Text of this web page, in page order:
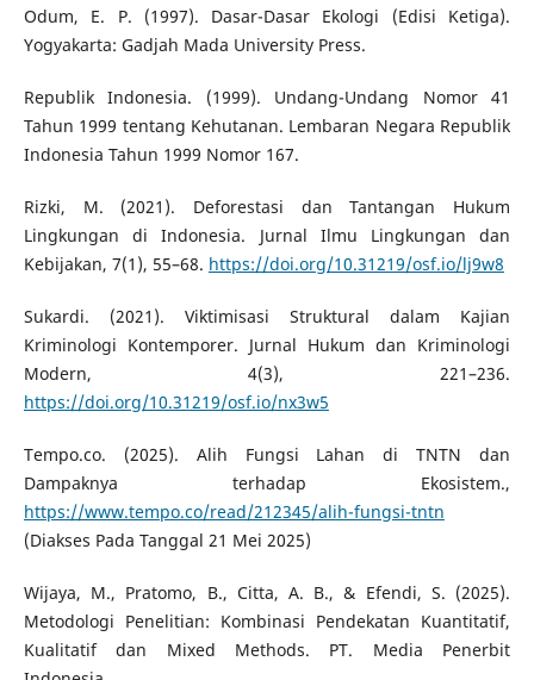
Odum, E. P. (1997). Dasar-Dasar Ekologi (Edisi Ketiga).
Yogyakarta: Gadjah Mada University Press.
Republik Indonesia. (1999). Undang-Undang Nomor 41
Tahun 1999 tentang Kehutanan. Lembaran Negara Republik
Indonesia Tahun 1999 Nomor 167.
Rizki, M. (2021). Deforestasi dan Tantangan Hukum
Lingkungan di Indonesia. Jurnal Ilmu Lingkungan dan
Kebijakan, 7(1), 55–68. https://doi.org/10.31219/osf.io/lj9w8
Sukardi. (2021). Viktimisasi Struktural dalam Kajian
Kriminologi Kontemporer. Jurnal Hukum dan Kriminologi
Modern, 4(3), 221–236.
https://doi.org/10.31219/osf.io/nx3w5
Tempo.co. (2025). Alih Fungsi Lahan di TNTN dan
Dampaknya terhadap Ekosistem.,
https://www.tempo.co/read/212345/alih-fungsi-tntn
(Diakses Pada Tanggal 21 Mei 2025)
Wijaya, M., Pratomo, B., Citta, A. B., & Efendi, S. (2025).
Metodologi Penelitian: Kombinasi Pendekatan Kuantitatif,
Kualitatif dan Mixed Methods. PT. Media Penerbit